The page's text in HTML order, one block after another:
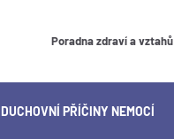
Poradna zdraví a vztahů
DUCHOVNÍ PŘÍČINY NEMOCÍ